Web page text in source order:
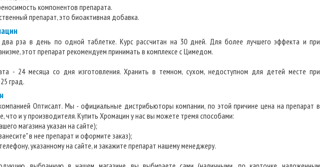
компонентов препарата.
препарат, это биоактивная добавка.
два рза в день по одной таблетке. Курс рассчитан на 30 дней. Для более лучшего эффекта и при
этот препарат рекомендуем принимать в комплексе с Цимедом.
- 24 месяца со дня изготовления. Хранить в темном, сухом, недоступном для детей месте при
град.
Оптисалт. Мы - официальные дистрибьюторы компании, по этой причине цена на препарат в
что и у производителя. Купить Хромацин у нас вы можете тремя способами:
магазина указан на сайте);
в нее препарат и оформите заказ);
указанному на сайте, и закажите препарат нашему менеджеру.